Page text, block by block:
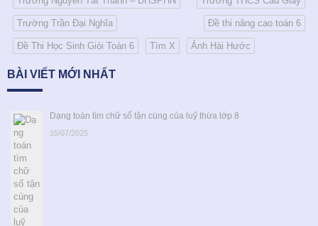
Trường Trần Đại Nghĩa Đề thi nâng cao toán 6
Đề Thi Học Sinh Giỏi Toán 6 Tìm X Ảnh Hài Hước
BÀI VIẾT MỚI NHẤT
Dạng toán tìm chữ số tận cùng của luỹ thừa lớp 8
15/07/2025